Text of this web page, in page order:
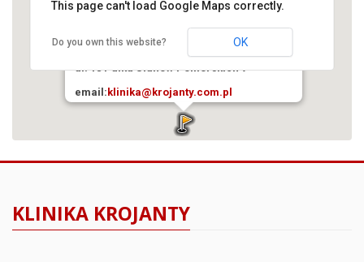
ul. 18 Pułku Ułanów Pomorskich 7
email: klinika@krojanty.com.pl
This page can't load Google Maps correctly.
Do you own this website? OK
KLINIKA KROJANTY